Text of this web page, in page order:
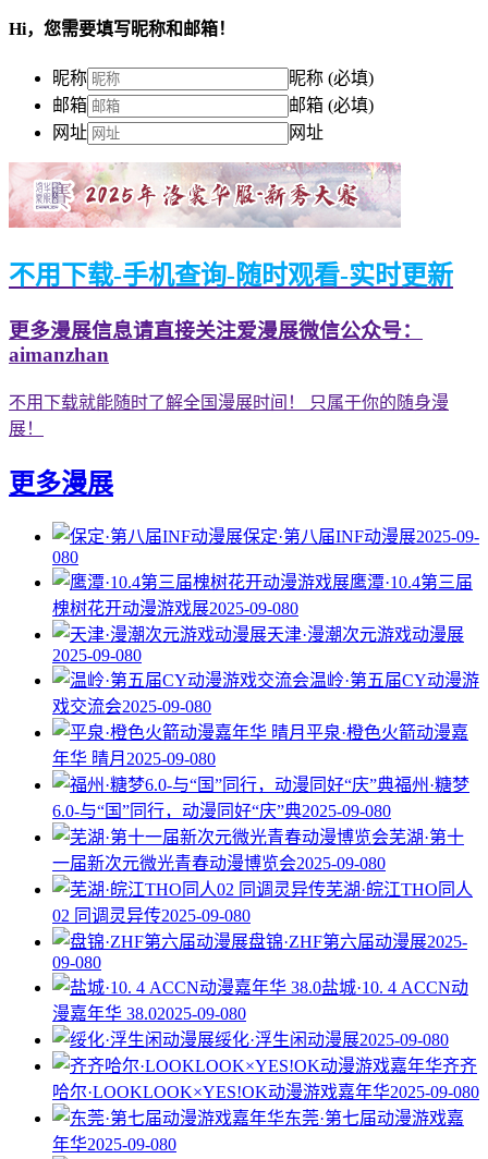
Hi，您需要填写昵称和邮箱！
昵称
昵称 (必填)
邮箱
邮箱 (必填)
网址
网址
不用下载-手机查询-随时观看-实时更新
更多漫展信息请直接关注爱漫展微信公众号：
aimanzhan
不用下载就能随时了解全国漫展时间！ 只属于你的随身漫
展！
更多漫展
保定·第八届INF动漫展2025-09-
080
鹰潭·10.4第三届
槐树花开动漫游戏展2025-09-080
天津·漫潮次元游戏动漫展
2025-09-080
温岭·第五届CY动漫游
戏交流会2025-09-080
平泉·橙色火箭动漫嘉
年华 晴月 2025-09-080
福州·糖梦
6.0-与“国”同行，动漫同好“庆”典2025-09-080
芜湖·第十
一届新次元微光青春动漫博览会2025-09-080
芜湖·皖江THO同人
02 同调灵异传2025-09-080
盘锦·ZHF第六届动漫展2025-
09-080
盐城·10. 4 ACCN动
漫嘉年华 38.02025-09-080
绥化·浮生闲动漫展2025-09-080
齐齐
哈尔·LOOKLOOK×YES!OK动漫游戏嘉年华2025-09-080
东莞·第七届动漫游戏嘉
年华2025-09-080